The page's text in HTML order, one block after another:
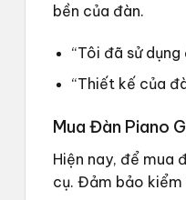
bền của đàn.
“Tôi đã sử
“Thiết kế của
Mua Đàn Piano
Hiện nay, để mua
cụ. Đảm bảo